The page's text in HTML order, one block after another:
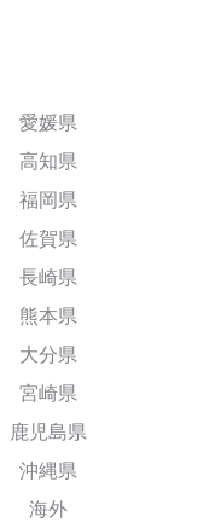
愛媛県
高知県
福岡県
佐賀県
長崎県
熊本県
大分県
宮崎県
鹿児島県
沖縄県
海外